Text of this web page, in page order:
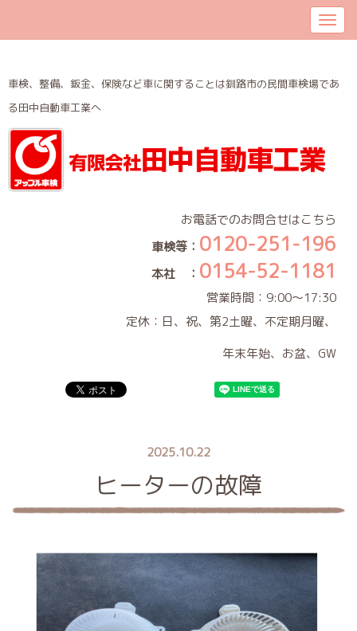
車検、整備、鈑金、保険など車に関することは釧路市の民間車検場であ
る田中自動車工業へ
お電話でのお問合せはこちら
車検等： 0120-251-196
本社 ： 0154-52-1181
営業時間：9:00～17:30
定休：日、祝、第2土曜、不定期月曜、
年末年始、お盆、GW
2025.10.22
ヒーターの故障